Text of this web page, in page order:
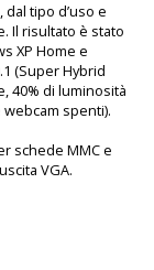
tipo d’uso e
Il risultato è stato
XP Home e
(Super Hybrid
40% di luminosità
spenti).
schede MMC e
VGA.